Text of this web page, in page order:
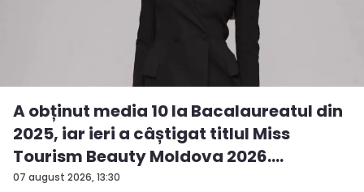
07 august 2026, 13:30
A obținut media 10 la Bacalaureatul din
2025, iar ieri a câștigat titlul Miss
Tourism Beauty Moldova 2026.
Andreea...